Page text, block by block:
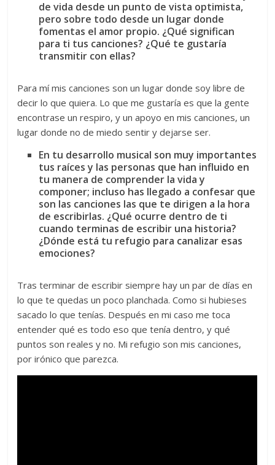
de vida desde un punto de vista optimista,
pero sobre todo desde un lugar donde
fomentas el amor propio. ¿Qué significan
para ti tus canciones? ¿Qué te gustaría
transmitir con ellas?
Para mí mis canciones son un lugar donde soy libre de
decir lo que quiera. Lo que me gustaría es que la gente
encontrase un respiro, y un apoyo en mis canciones, un
lugar donde no de miedo sentir y dejarse ser.
En tu desarrollo musical son muy importantes
tus raíces y las personas que han influido en
tu manera de comprender la vida y
componer; incluso has llegado a confesar que
son las canciones las que te dirigen a la hora
de escribirlas. ¿Qué ocurre dentro de ti
cuando terminas de escribir una historia?
¿Dónde está tu refugio para canalizar esas
emociones?
Tras terminar de escribir siempre hay un par de días en
lo que te quedas un poco planchada. Como si hubieses
sacado lo que tenías. Después en mi caso me toca
entender qué es todo eso que tenía dentro, y qué
puntos son reales y no. Mi refugio son mis canciones,
por irónico que parezca.